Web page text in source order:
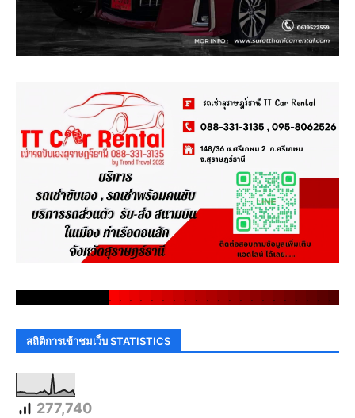
. . . . . . . . . . . . . . . . . . . . .
สถิติการเข้าชมเว็บ STATISTICS
277,740